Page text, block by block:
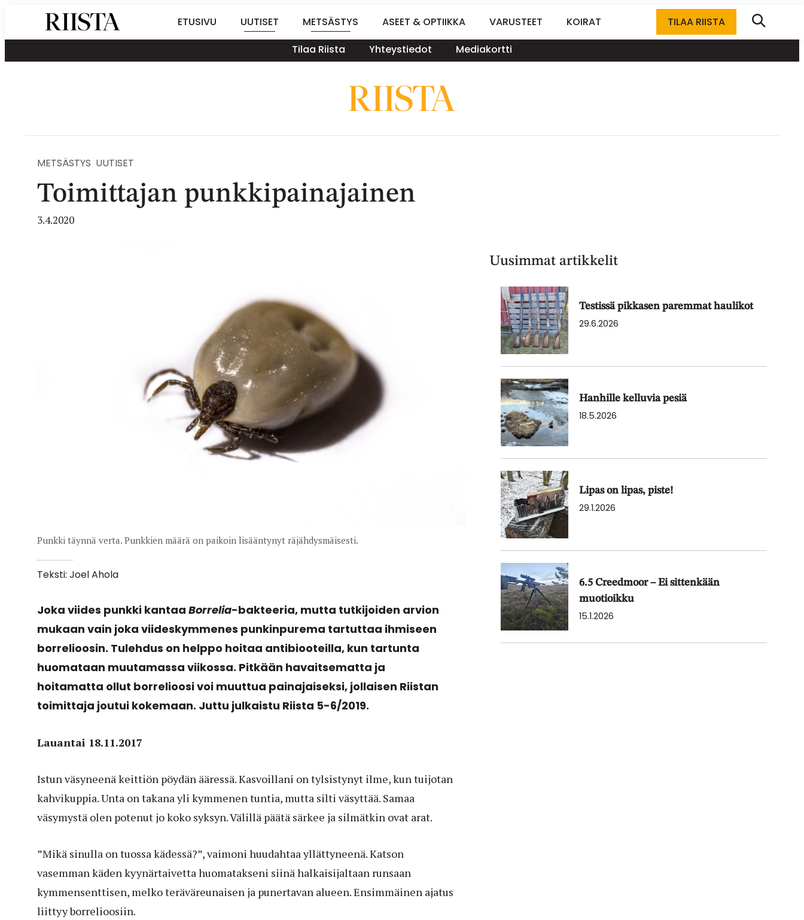
sisältöön
Riistalehti.fi
Metsästyksen
erikoislehti
ETUSIVU UUTISET METSÄSTYS ASEET & OPTIIKKA VARUSTEET KOIRAT
TILAA RIISTA
Tilaa Riista
Yhteystiedot Mediakortti
METSÄSTYS UUTISET
Toimittajan punkkipainajainen
3.4.2020
Punkki täynnä verta. Punkkien määrä on paikoin lisääntynyt räjähdysmäisesti.
Teksti: Joel Ahola
Joka viides punkki kantaa Borrelia-bakteeria, mutta tutkijoiden arvion
mukaan vain joka viideskymmenes punkinpurema tartuttaa ihmiseen
borrelioosin. Tulehdus on helppo hoitaa antibiooteilla, kun tartunta
huomataan muutamassa viikossa. Pitkään havaitsematta ja
hoitamatta ollut borrelioosi voi muuttua painajaiseksi, jollaisen Riistan
toimittaja joutui kokemaan. Juttu julkaistu Riista 5-6/2019.
Lauantai 18.11.2017
Istun väsyneenä keittiön pöydän ääressä. Kasvoillani on tylsistynyt ilme, kun tuijotan
kahvikuppia. Unta on takana yli kymmenen tuntia, mutta silti väsyttää. Samaa
väsymystä olen potenut jo koko syksyn. Välillä päätä särkee ja silmätkin ovat arat.
”Mikä sinulla on tuossa kädessä?”, vaimoni huudahtaa yllättyneenä. Katson
vasemman käden kyynärtaivetta huomatakseni siinä halkaisijaltaan runsaan
kymmensenttisen, melko teräväreunaisen ja punertavan alueen. Ensimmäinen ajatus
liittyy borrelioosiin.
Uusimmat artikkelit
Testissä pikkasen paremmat haulikot
29.6.2026
Hanhille kelluvia pesiä
18.5.2026
Lipas on lipas, piste!
29.1.2026
6.5 Creedmoor – Ei sittenkään
muotioikku
15.1.2026